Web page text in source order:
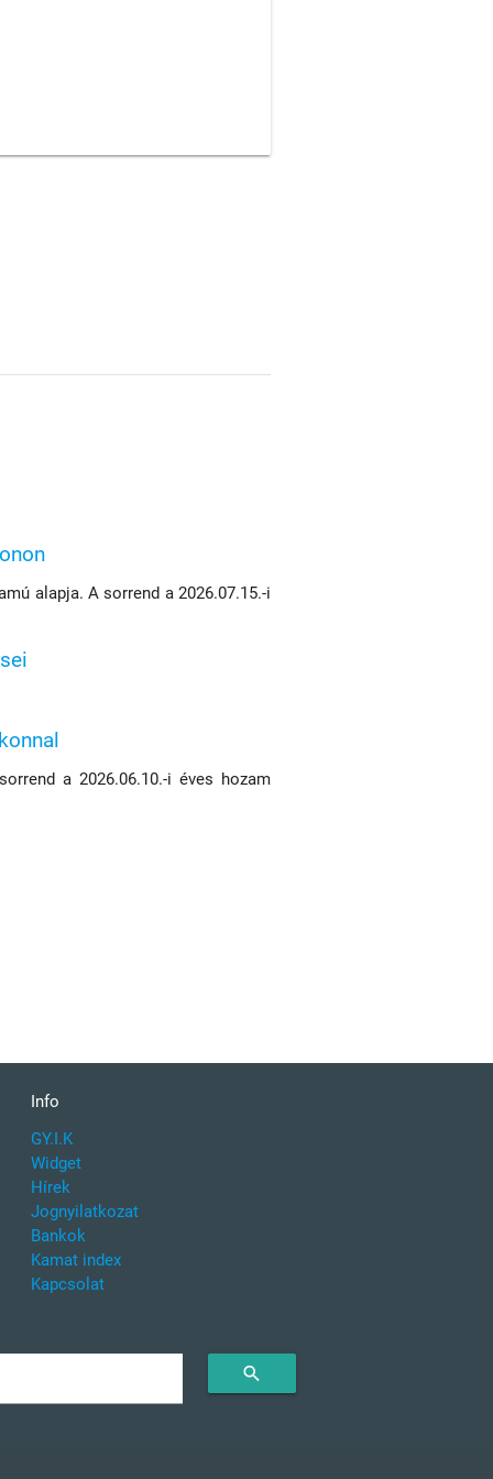
alapja. A sorrend a 2026.07.15.-i
a 2026.06.10.-i éves hozam
Info
GY.I.K
Widget
Hírek
Jognyilatkozat
Bankok
Kamat index
Kapcsolat
search